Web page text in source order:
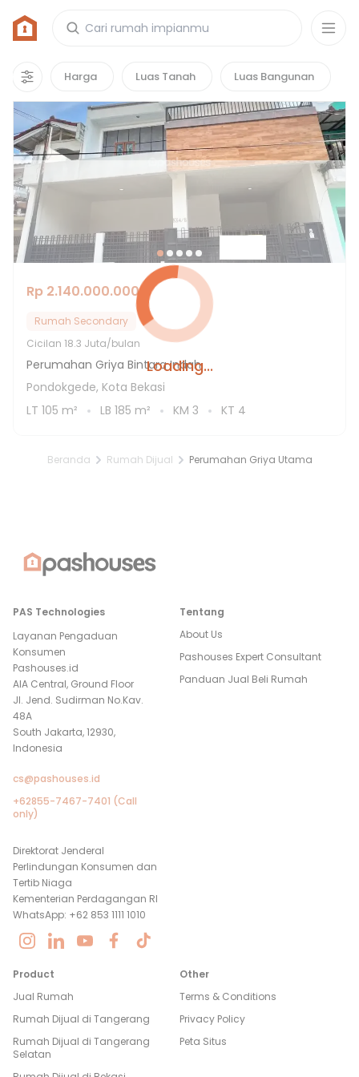
Harga Luas Tanah Luas Bangunan
Loading...
Rumah di Perumahan Griya Utama
1properti
Rp 2.140.000.000
Rumah Secondary
Cicilan 18.3 Juta/bulan
Perumahan Griya Bintara Indah
Pondokgede, Kota Bekasi
LT 105 m² LB 185 m² KM 3 KT 4
Beranda Rumah Dijual Perumahan Griya Utama
PAS Technologies
Layanan Pengaduan
Konsumen
Pashouses.id
AIA Central, Ground Floor
Jl. Jend. Sudirman No.Kav.
48A
South Jakarta, 12930,
Indonesia
cs@pashouses.id
+62855-7467-7401 (Call
only)
Direktorat Jenderal
Perlindungan Konsumen dan
Tertib Niaga
Kementerian Perdagangan RI
WhatsApp: +62 853 1111 1010
Tentang
About Us
Pashouses Expert Consultant
Panduan Jual Beli Rumah
Product
Jual Rumah
Rumah Dijual di Tangerang
Rumah Dijual di Tangerang
Selatan
Other
Terms & Conditions
Privacy Policy
Peta Situs